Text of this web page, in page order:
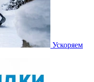
Ускоряем